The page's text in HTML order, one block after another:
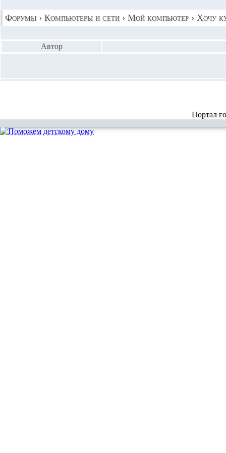
Форумы › Компьютеры и сети › Мой компьютер › Хочу
Автор
Портал